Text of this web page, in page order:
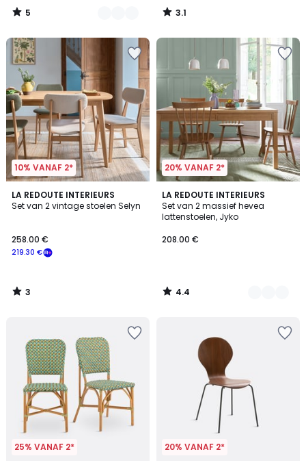
5
/
3.1
/
10% VANAF 2*
LA REDOUTE INTERIEURS
Set van 2 vintage stoelen Selyn
219.30 €
258.00 €
3
/
3
/
20% VANAF 2*
LA REDOUTE INTERIEURS
Set van 2 massief hevea
lattenstoelen, Jyko
208.00 €
4.4
/ 5
3
Kleuren
4.4
/
25% VANAF 2* 20% VANAF 2*